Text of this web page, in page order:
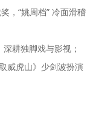
，“姚周档” 冷面滑稽
耕独脚戏与影视；
威虎山》少剑波扮演